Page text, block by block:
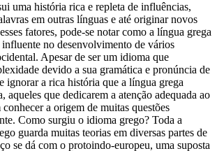
uma história rica e repleta de influências,
em outras línguas e até originar novos
fatores, pode-se notar como a língua grega
no desenvolvimento de vários
Apesar de ser um idioma que
devido a sua gramática e pronúncia de
ignorar a rica história que a língua grega
aqueles que dedicarem a atenção adequada ao
a origem de muitas questões
Como surgiu o idioma grego? Toda a
guarda muitas teorias em diversas partes de
se dá com o protoindo-europeu, uma suposta